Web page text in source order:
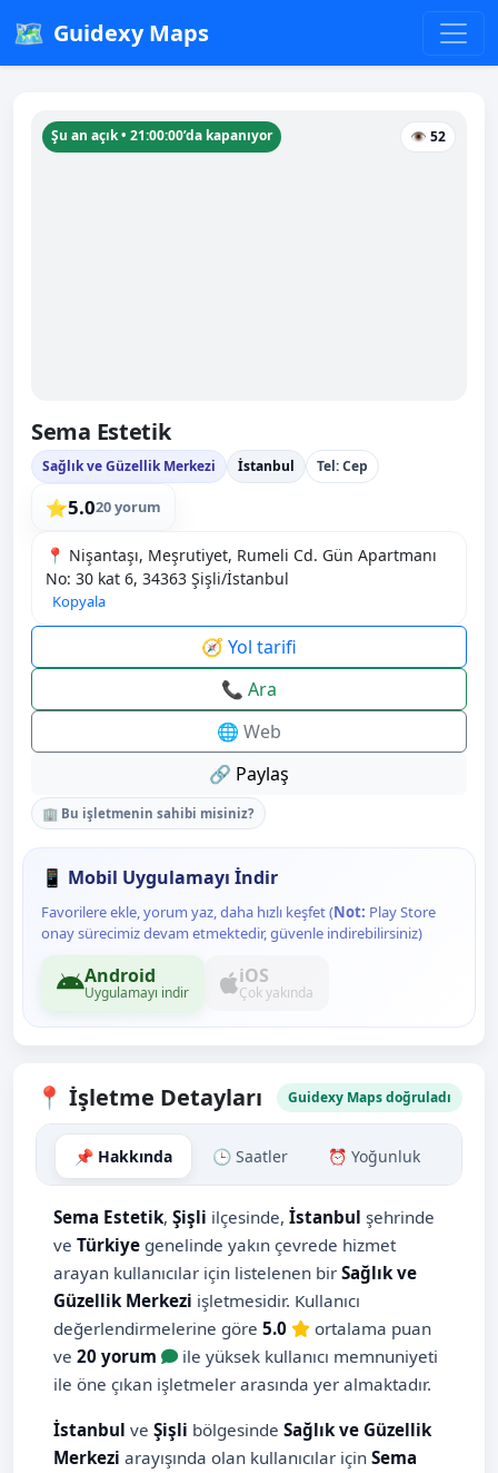
🗺️ Guidexy Maps
Şu an açık • 21:00:00’da kapanıyor 👁 52
Sema Estetik
Sağlık ve Güzellik Merkezi İstanbul Tel: Cep
⭐5.020 yorum
📍 Nişantaşı, Meşrutiyet, Rumeli Cd. Gün Apartmanı
No: 30 kat 6, 34363 Şişli/İstanbul
Kopyala
🧭 Yol tarifi
📞 Ara
🌐 Web
🔗 Paylaş
🏢 Bu işletmenin sahibi misiniz?
📱 Mobil Uygulamayı İndir
Favorilere ekle, yorum yaz, daha hızlı keşfet (Not: Play Store
onay sürecimiz devam etmektedir, güvenle indirebilirsiniz)
Android
Uygulamayı indir
iOS
Çok yakında
📍 İşletme Detayları Guidexy Maps doğruladı
📌 Hakkında 🕒 Saatler ⏰ Yoğunluk
Sema Estetik, Şişli ilçesinde, İstanbul şehrinde
ve Türkiye genelinde yakın çevrede hizmet
arayan kullanıcılar için listelenen bir Sağlık ve
Güzellik Merkezi işletmesidir. Kullanıcı
değerlendirmelerine göre 5.0
ortalama puan
ve 20 yorum
ile yüksek kullanıcı memnuniyeti
ile öne çıkan işletmeler arasında yer almaktadır.
İstanbul ve Şişli bölgesinde Sağlık ve Güzellik
Merkezi arayışında olan kullanıcılar için Sema